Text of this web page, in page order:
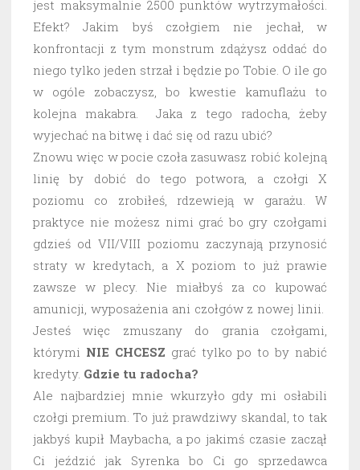
jest maksymalnie 2500 punktów wytrzymałości.
Efekt? Jakim byś czołgiem nie jechał, w
konfrontacji z tym monstrum zdążysz oddać do
niego tylko jeden strzał i będzie po Tobie. O ile go
w ogóle zobaczysz, bo kwestie kamuflażu to
kolejna makabra. Jaka z tego radocha, żeby
wyjechać na bitwę i dać się od razu ubić?
Znowu więc w pocie czoła zasuwasz robić kolejną
linię by dobić do tego potwora, a czołgi X
poziomu co zrobiłeś, rdzewieją w garażu. W
praktyce nie możesz nimi grać bo gry czołgami
gdzieś od VII/VIII poziomu zaczynają przynosić
straty w kredytach, a X poziom to już prawie
zawsze w plecy. Nie miałbyś za co kupować
amunicji, wyposażenia ani czołgów z nowej linii.
Jesteś więc zmuszany do grania czołgami,
którymi NIE CHCESZ grać tylko po to by nabić
kredyty. Gdzie tu radocha?
Ale najbardziej mnie wkurzyło gdy mi osłabili
czołgi premium. To już prawdziwy skandal, to tak
jakbyś kupił Maybacha, a po jakimś czasie zaczął
Ci jeździć jak Syrenka bo Ci go sprzedawca